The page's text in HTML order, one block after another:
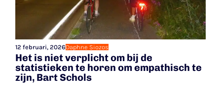
12 februari, 2026Daphne Siozos
Het is niet verplicht om bij de
statistieken te horen om empathisch te
zijn, Bart Schols